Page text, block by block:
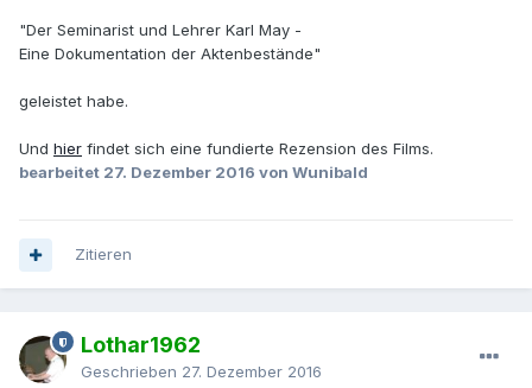
"Der Seminarist und Lehrer Karl May -
Eine Dokumentation der Aktenbestände"
geleistet habe.
Und hier findet sich eine fundierte Rezension des Films.
bearbeitet 27. Dezember 2016 von Wunibald
Zitieren
Lothar1962
Geschrieben 27. Dezember 2016